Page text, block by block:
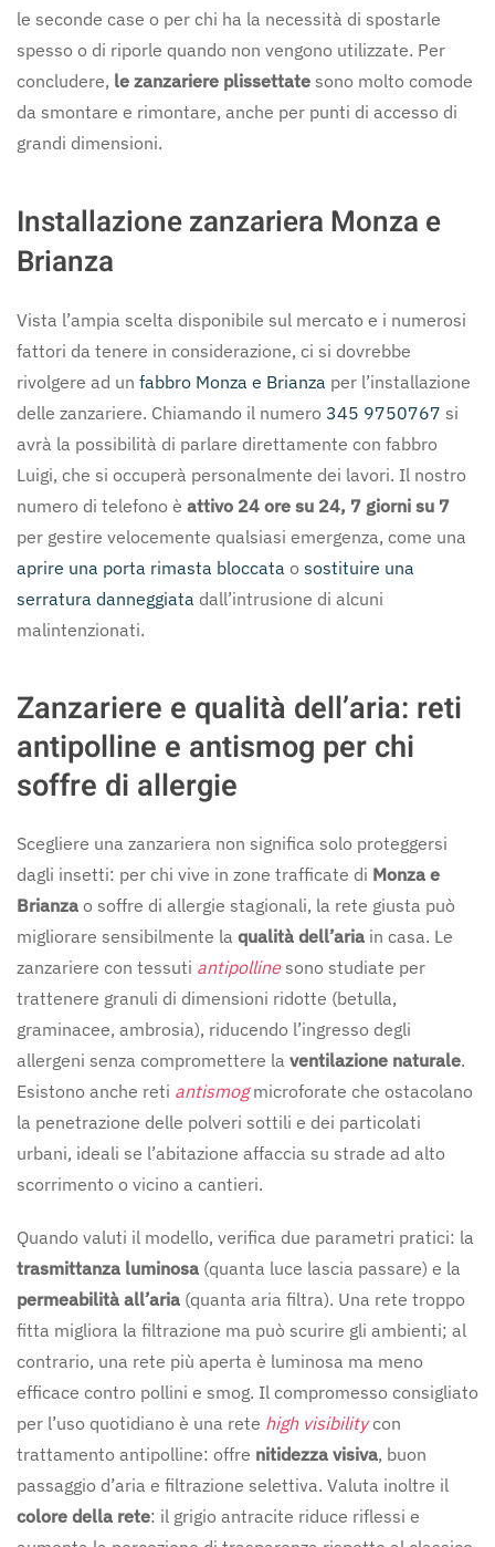
le seconde case o per chi ha la necessità di spostarle
spesso o di riporle quando non vengono utilizzate. Per
concludere, le zanzariere plissettate sono molto comode
da smontare e rimontare, anche per punti di accesso di
grandi dimensioni.
Installazione zanzariera Monza e
Brianza
Vista l’ampia scelta disponibile sul mercato e i numerosi
fattori da tenere in considerazione, ci si dovrebbe
rivolgere ad un fabbro Monza e Brianza per l’installazione
delle zanzariere. Chiamando il numero 345 9750767 si
avrà la possibilità di parlare direttamente con fabbro
Luigi, che si occuperà personalmente dei lavori. Il nostro
numero di telefono è attivo 24 ore su 24, 7 giorni su 7
per gestire velocemente qualsiasi emergenza, come una
aprire una porta rimasta bloccata o sostituire una
serratura danneggiata dall’intrusione di alcuni
malintenzionati.
Zanzariere e qualità dell’aria: reti
antipolline e antismog per chi
soffre di allergie
Scegliere una zanzariera non significa solo proteggersi
dagli insetti: per chi vive in zone trafficate di Monza e
Brianza o soffre di allergie stagionali, la rete giusta può
migliorare sensibilmente la qualità dell’aria in casa. Le
zanzariere con tessuti antipollinesono studiate per
trattenere granuli di dimensioni ridotte (betulla,
graminacee, ambrosia), riducendo l’ingresso degli
allergeni senza compromettere la ventilazione naturale.
Esistono anche reti antismogmicroforate che ostacolano
la penetrazione delle polveri sottili e dei particolati
urbani, ideali se l’abitazione affaccia su strade ad alto
scorrimento o vicino a cantieri.
Quando valuti il modello, verifica due parametri pratici: la
trasmittanza luminosa (quanta luce lascia passare) e la
permeabilità all’aria (quanta aria filtra). Una rete troppo
fitta migliora la filtrazione ma può scurire gli ambienti; al
contrario, una rete più aperta è luminosa ma meno
efficace contro pollini e smog. Il compromesso consigliato
per l’uso quotidiano è una rete high visibilitycon
trattamento antipolline: offre nitidezza visiva, buon
passaggio d’aria e filtrazione selettiva. Valuta inoltre il
colore della rete: il grigio antracite riduce riflessi e